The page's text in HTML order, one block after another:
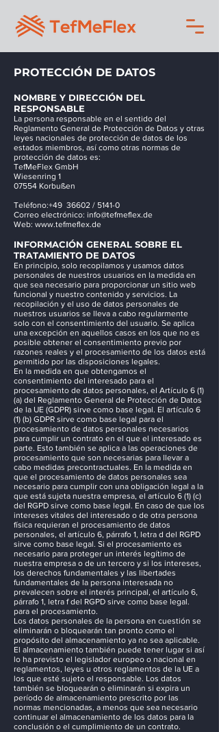
PROTECCIÓN DE DATOS
NOMBRE Y DIRECCIÓN DEL
RESPONSABLE
La persona responsable en el sentido del
Reglamento General de Protección de Datos y otras
leyes nacionales de protección de datos de los
estados miembros, así como otras normas de
protección de datos es:
TefMeFlex GmbH
Wiesenring 1
07554 Korbußen
Teléfono:+49 36602 / 5141-0
Correo electrónico: info@tefmeflex.de
Web: www.tefmeflex.de
INFORMACIÓN GENERAL SOBRE EL
TRATAMIENTO DE DATOS
En principio, solo recopilamos y usamos datos
personales de nuestros usuarios en la medida en
que sea necesario para proporcionar un sitio web
funcional y nuestro contenido y servicios. La
recopilación y el uso de datos personales de
nuestros usuarios se lleva a cabo regularmente
solo con el consentimiento del usuario. Se aplica
una excepción en aquellos casos en los que no es
posible obtener el consentimiento previo por
razones reales y el procesamiento de los datos está
permitido por las disposiciones legales.
En la medida en que obtengamos el
consentimiento del interesado para el
procesamiento de datos personales, el Artículo 6 (1)
(a) del Reglamento General de Protección de Datos
de la UE (GDPR) sirve como base legal. El artículo 6
(1) (b) GDPR sirve como base legal para el
procesamiento de datos personales necesarios
para cumplir un contrato en el que el interesado es
parte. Esto también se aplica a las operaciones de
procesamiento que son necesarias para llevar a
cabo medidas precontractuales. En la medida en
que el procesamiento de datos personales sea
necesario para cumplir con una obligación legal a la
que está sujeta nuestra empresa, el artículo 6 (1) (c)
del RGPD sirve como base legal. En caso de que los
intereses vitales del interesado o de otra persona
física requieran el procesamiento de datos
personales, el artículo 6, párrafo 1, letra d del RGPD
sirve como base legal. Si el procesamiento es
necesario para proteger un interés legítimo de
nuestra empresa o de un tercero y si los intereses,
los derechos fundamentales y las libertades
fundamentales de la persona interesada no
prevalecen sobre el interés principal, el artículo 6,
párrafo 1, letra f del RGPD sirve como base legal.
para el procesamiento.
Los datos personales de la persona en cuestión se
eliminarán o bloquearán tan pronto como el
propósito del almacenamiento ya no sea aplicable.
El almacenamiento también puede tener lugar si así
lo ha previsto el legislador europeo o nacional en
reglamentos, leyes u otros reglamentos de la UE a
los que esté sujeto el responsable. Los datos
también se bloquearán o eliminarán si expira un
período de almacenamiento prescrito por las
normas mencionadas, a menos que sea necesario
continuar el almacenamiento de los datos para la
conclusión o el cumplimiento de un contrato.